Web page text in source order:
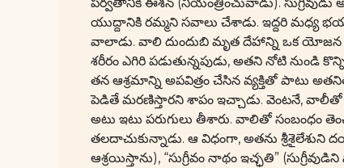
యుద్దానికి రమ్మని సవాలు చేశాడు. ఇద్దరి మధ్య
వాలాడు. వాలి దుందుబి మృత దేహాన్ని ఒక యోజన
శరీరం ఎగిరి పడుతున్నపుడు, అతని నోటి నుండి
తన ఆశ్రమాన్ని అపవిత్రం చేసిన వ్యక్తితో పాటు
పెడితే మరణిస్తారని శాపం ఇచ్చాడు. వెంటనే,
అటు ఇటు పరుగులు తీశారు. వాలితో సంబంధం
తలదాచుకున్నాడు. ఆ విధంగా, అతను శ్రీశైలేశుని
ఆశ్రయిస్తాను), “సుగ్రీవం నాథం ఇచ్ఛతి”